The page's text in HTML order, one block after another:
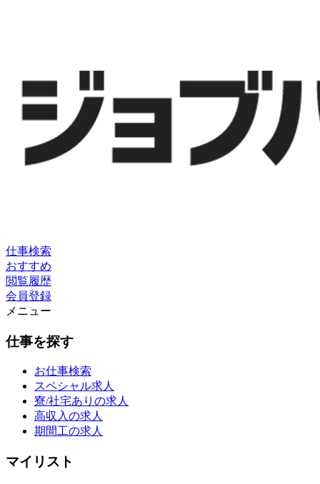
仕事検索
おすすめ
閲覧履歴
会員登録
メニュー
仕事を探す
お仕事検索
スペシャル求人
寮/社宅ありの求人
高収入の求人
期間工の求人
マイリスト